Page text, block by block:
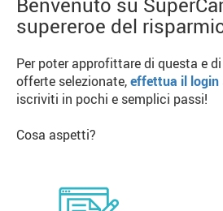
Benvenuto su
supereroe del
Per poter approfittare di questa e
offerte selezionate,effettua il login
iscriviti in pochi e semplici passi!
Cosa aspetti?